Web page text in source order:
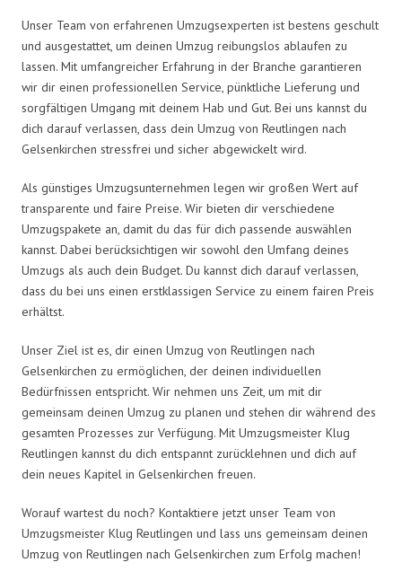
Unser Team von erfahrenen Umzugsexperten ist bestens geschult
und ausgestattet, um deinen Umzug reibungslos ablaufen zu
lassen. Mit umfangreicher Erfahrung in der Branche garantieren
wir dir einen professionellen Service, pünktliche Lieferung und
sorgfältigen Umgang mit deinem Hab und Gut. Bei uns kannst du
dich darauf verlassen, dass dein Umzug von Reutlingen nach
Gelsenkirchen stressfrei und sicher abgewickelt wird.
Als günstiges Umzugsunternehmen legen wir großen Wert auf
transparente und faire Preise. Wir bieten dir verschiedene
Umzugspakete an, damit du das für dich passende auswählen
kannst. Dabei berücksichtigen wir sowohl den Umfang deines
Umzugs als auch dein Budget. Du kannst dich darauf verlassen,
dass du bei uns einen erstklassigen Service zu einem fairen Preis
erhältst.
Unser Ziel ist es, dir einen Umzug von Reutlingen nach
Gelsenkirchen zu ermöglichen, der deinen individuellen
Bedürfnissen entspricht. Wir nehmen uns Zeit, um mit dir
gemeinsam deinen Umzug zu planen und stehen dir während des
gesamten Prozesses zur Verfügung. Mit Umzugsmeister Klug
Reutlingen kannst du dich entspannt zurücklehnen und dich auf
dein neues Kapitel in Gelsenkirchen freuen.
Worauf wartest du noch? Kontaktiere jetzt unser Team von
Umzugsmeister Klug Reutlingen und lass uns gemeinsam deinen
Umzug von Reutlingen nach Gelsenkirchen zum Erfolg machen!